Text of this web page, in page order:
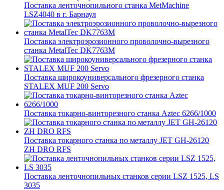
Поставка ленточнопильного станка MetMachine
LSZ4040 в г. Барнаул
Поставка электроэрозионного проволочно-вырезного
станка MetalTec DK7763M
Поставка широкоуниверсального фрезерного станка
STALEX MUF 200 Servo
Поставка токарно-винторезного станка Aztec 6266/1000
Поставка токарного станка по металлу JET GH-26120
ZH DRO RFS
Поставка ленточнопильных станков серии LSZ 1525, LS
3035